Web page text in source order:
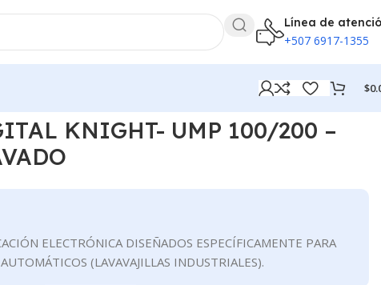
Línea de
+507 6917-1355
$
KNIGHT- UMP 100/200 –
ELECTRÓNICA DISEÑADOS ESPECÍFICAMENTE PARA
(LAVAVAJILLAS INDUSTRIALES).